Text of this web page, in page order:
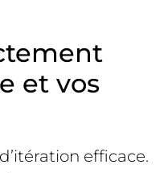
et vos
efficace.